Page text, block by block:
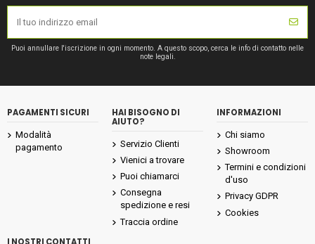
Puoi annullare l'iscrizione in ogni momento. A questo scopo, cerca le info di contatto nelle
note legali.
PAGAMENTI SICURI
Modalità
pagamento
HAI BISOGNO DI
AIUTO?
Servizio Clienti
Vienici a trovare
Puoi chiamarci
Consegna
spedizione e resi
Traccia ordine
INFORMAZIONI
Chi siamo
Showroom
Termini e condizioni
d'uso
Privacy GDPR
Cookies
I NOSTRI CONTATTI